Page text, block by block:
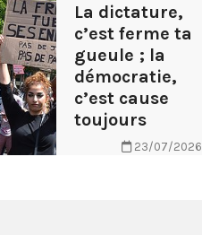
La dictature,
c’est ferme ta
gueule ; la
démocratie,
c’est cause
toujours
23/07/2026